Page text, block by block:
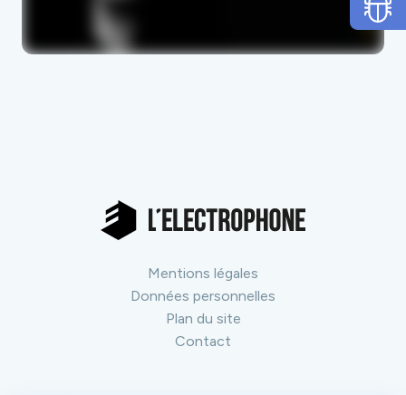
Mentions légales
Données personnelles
Plan du site
Contact